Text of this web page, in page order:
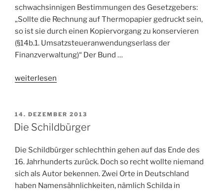
schwachsinnigen Bestimmungen des Gesetzgebers:
„Sollte die Rechnung auf Thermopapier gedruckt sein,
so ist sie durch einen Kopiervorgang zu konservieren
(§14b.1. Umsatzsteueranwendungserlass der
Finanzverwaltung)“ Der Bund …
„Oma
weiterlesen
VERÖFFENTLICHT
AM
14. DEZEMBER 2013
Die Schildbürger
Die Schildbürger schlechthin gehen auf das Ende des
16. Jahrhunderts zurück. Doch so recht wollte niemand
sich als Autor bekennen. Zwei Orte in Deutschland
haben Namensähnlichkeiten, nämlich Schilda in